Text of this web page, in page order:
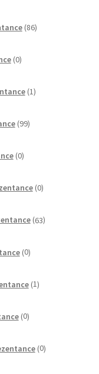
86izdelkov
0izdelkov
1izdelek
99izdelkov
0izdelkov
0izdelkov
63izdelkov
0izdelkov
1izdelek
0izdelkov
0izdelkov